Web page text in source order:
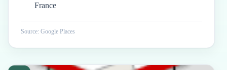
France
Source: Google Places